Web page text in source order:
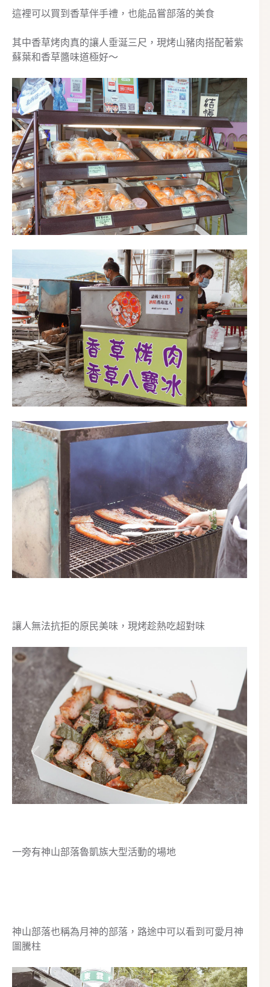
這裡可以買到香草伴手禮，也能品嘗部落的美食
其中香草烤肉真的讓人垂涎三尺，現烤山豬肉搭配著紫
蘇葉和香草醬味道極好～
讓人無法抗拒的原民美味，現烤趁熱吃超對味
一旁有神山部落魯凱族大型活動的場地